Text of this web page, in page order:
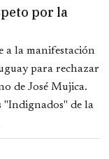
por la
a la manifestación
para rechazar
de José Mujica.
"Indignados" de la